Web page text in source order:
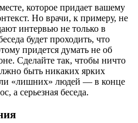
которое придает вашему
Но врачи, к примеру, не
интервью не только в
будет проходить, что
придется думать не об
Сделайте так, чтобы ничто
быть никаких ярких
«лишних» людей — в конце
а серьезная беседа.